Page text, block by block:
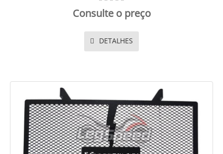
Consulte o preço
DETALHES